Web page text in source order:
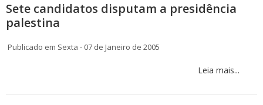
Sete candidatos disputam a presidência
palestina
Publicado em Sexta - 07 de Janeiro de 2005
Leia mais...